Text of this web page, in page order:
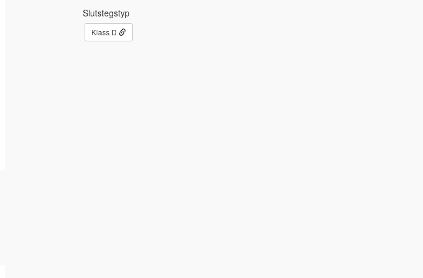
Slutstegstyp
Klass D